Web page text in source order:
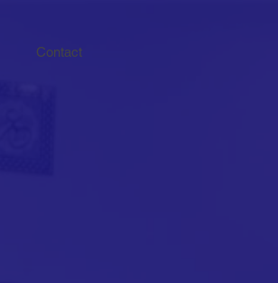
Contact